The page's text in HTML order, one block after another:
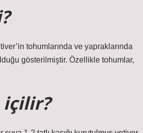
tohumlarında ve yapraklarında
gösterilmiştir. Özellikle tohumlar,
içilir?